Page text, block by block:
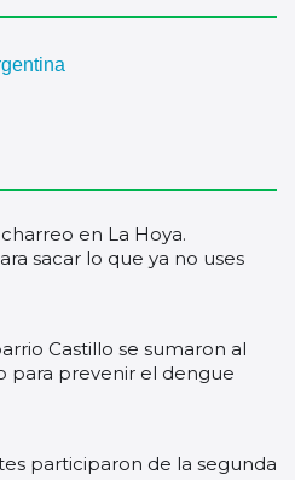
en La Hoya.
sacar lo que ya no uses
Castillo se sumaron al
para prevenir el dengue
participaron de la segunda